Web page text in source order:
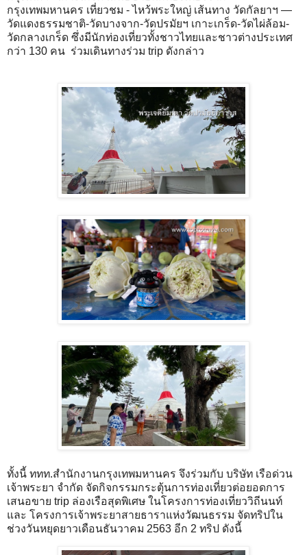
กรุงเทพมหานคร เที่ยวชม - ไหว้พระใหญ่ เส้นทาง วัดกัลยาฯ —
วัดแดงธรรมชาติ-วัดบางจาก-วัดปรมัยฯ เกาะเกร็ด-วัดไผ่ล้อม-
วัดกลางเกร็ด ซึ่งมีนักท่องเที่ยวทั้งชาวไทยและชาวต่างประเทศ
กว่า 130 คน ร่วมเดินทางร่วม trip ดังกล่าว
ทั้งนี้ ททท.สำนักงานกรุงเทพมหานคร จึงร่วมกับ บริษัท เรือด่วน
เจ้าพระยา จํากัด จัดกิจกรรมกระตุ้นการท่องเที่ยวต่อยอดการ
เสนอขาย trip ล่องเรือสุดพิเศษ ในโครงการท่องเที่ยววิถีนนท์
และ โครงการเจ้าพระยาสายธาราแห่งวัฒนธรรม จัดทริปใน
ช่วงวันหยุดยาวเดือนธันวาคม 2563 อีก 2 ทริป ดังนี้